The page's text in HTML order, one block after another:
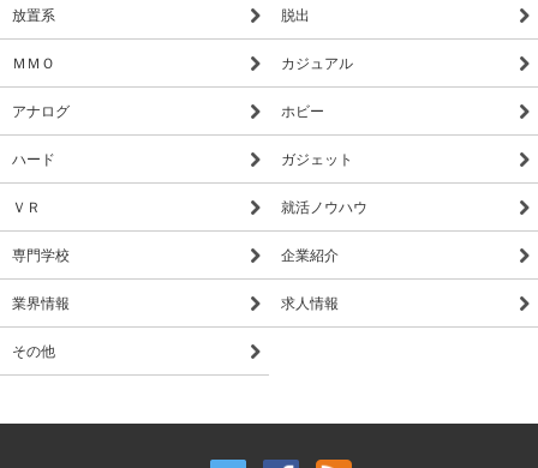
放置系 脱出
ＭＭＯ カジュアル
アナログ ホビー
ハード ガジェット
ＶＲ 就活ノウハウ
専門学校 企業紹介
業界情報 求人情報
その他